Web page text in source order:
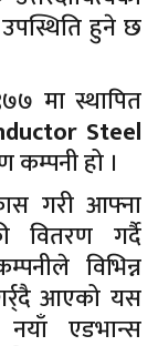
हुने छ
मा स्थापित
Steel
कम्पनी हो ।
गरी आफ्ना
वितरण गर्दै
विभिन्न
आएको यस
नयाँ एडभान्स